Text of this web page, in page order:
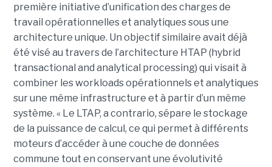
première initiative d’unification des charges de
travail opérationnelles et analytiques sous une
architecture unique. Un objectif similaire avait déjà
été visé au travers de l’architecture HTAP (hybrid
transactional and analytical processing) qui visait à
combiner les workloads opérationnels et analytiques
sur une même infrastructure et à partir d’un même
système. « Le LTAP, a contrario, sépare le stockage
de la puissance de calcul, ce qui permet à différents
moteurs d’accéder à une couche de données
commune tout en conservant une évolutivité